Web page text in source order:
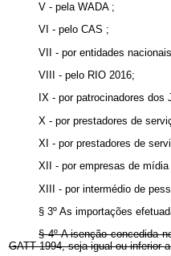
V - pelaWADA ;
VI - peloCAS ;
VII - por entidades
VIII - pelo RIO 2016;
IX - por patrocinadores dos
X - por prestadores de
XI - por prestadores de
XII - por empresas de
XIII - por intermédio de
§ 3º As importações
§ 4º A isenção concedida
GATT 1994, seja igual ou inferior